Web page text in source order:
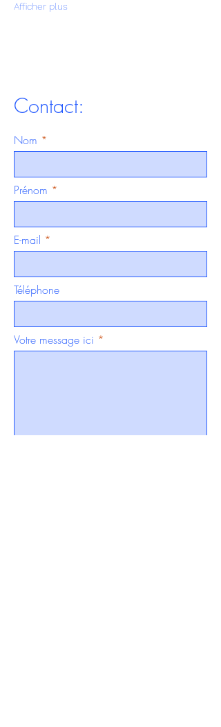
Afficher plus
Contact:
Nom
Prénom
E-mail
Téléphone
Votre message ici